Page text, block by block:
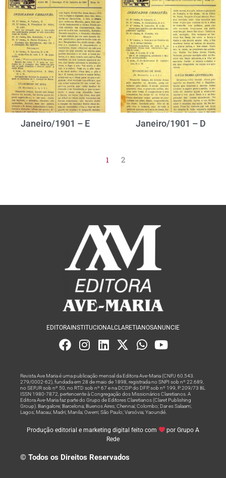
Janeiro/1901 – E Janeiro/1901 – D
1 2
EDITORA INSTITUCIONALCLARETIANOSANUNCIE
Revista Ave Maria é uma publicação mensal da Editora Ave-Maria (CNPJ 60.543.
279/0002-62), fundada em 28 de maio de 1898, registrada no SNPI sob nº 22.689,
no SEPJR sob nº 50, no RTD sob nº 67 e na DCDP do DFP, sob nº 199, P. 209/73 BL
ISSN 1980-7872, pertencente à Congregação dos Missionários Claretianos. A
Editora Ave-Maria faz parte do Grupo de Editores Claretianos (Claret Publishing
Group). Bangalore; Barcelona; Buenos Aires; Chennai; Colombo; Dar es Salaam;
Lagos; Macau; Madri; Manila; Owerri; São Paulo; Varsóvia; Yaoundé.
Produção editorial e marketing digital feito com
por Grupo A
Rede
© Todos os Direitos Reservados